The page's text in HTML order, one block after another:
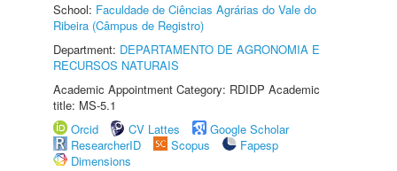
School: Faculdade de Ciências Agrárias do Vale do
Ribeira (Câmpus de Registro)
Department: DEPARTAMENTO DE AGRONOMIA E
RECURSOS NATURAIS
Academic Appointment Category: RDIDP Academic
title: MS-5.1
Orcid
CV Lattes
Google Scholar
ResearcherID
Scopus
Fapesp
Dimensions